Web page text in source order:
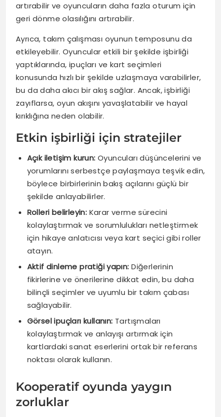
artırabilir ve oyuncuların daha fazla oturum için
geri dönme olasılığını artırabilir.
Ayrıca, takım çalışması oyunun temposunu da
etkileyebilir. Oyuncular etkili bir şekilde işbirliği
yaptıklarında, ipuçları ve kart seçimleri
konusunda hızlı bir şekilde uzlaşmaya varabilirler,
bu da daha akıcı bir akış sağlar. Ancak, işbirliği
zayıflarsa, oyun akışını yavaşlatabilir ve hayal
kırıklığına neden olabilir.
Etkin işbirliği için stratejiler
Açık iletişim kurun: Oyuncuları düşüncelerini ve
yorumlarını serbestçe paylaşmaya teşvik edin,
böylece birbirlerinin bakış açılarını güçlü bir
şekilde anlayabilirler.
Rolleri belirleyin: Karar verme sürecini
kolaylaştırmak ve sorumlulukları netleştirmek
için hikaye anlatıcısı veya kart seçici gibi roller
atayın.
Aktif dinleme pratiği yapın: Diğerlerinin
fikirlerine ve önerilerine dikkat edin, bu daha
bilinçli seçimler ve uyumlu bir takım çabası
sağlayabilir.
Görsel ipuçları kullanın: Tartışmaları
kolaylaştırmak ve anlayışı artırmak için
kartlardaki sanat eserlerini ortak bir referans
noktası olarak kullanın.
Kooperatif oyunda yaygın
zorluklar